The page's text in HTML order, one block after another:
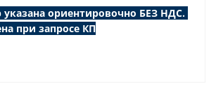
указана ориентировочно БЕЗ НДС.
при запросе КП